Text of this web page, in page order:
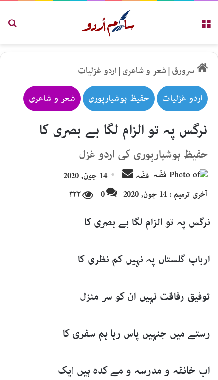
سرورق|شعر و شاعری|اردو غزلیات
اردو غزلیات حفیظ ہوشیارپوری شعر و شاعری
نرگس پہ تو الزام لگا بے بصری کا
حفیظ ہوشیارپوری کی اردو غزل
فضّہ
Send
email
14 جون, 2020
آخری ترمیم : 14 جون, 2020
0 ۳۲۲
نرگس پہ تو الزام لگا بے بصری کا
ارباب گلستاں پہ نہیں کم نظری کا
توفیق رفاقت نہیں ان کو سر منزل
رستے میں جنہیں پاس رہا ہم سفری کا
اب خانقہ و مدرسہ و مے کدہ ہیں ایک